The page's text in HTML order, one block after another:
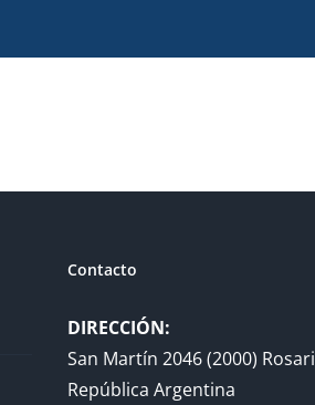
Contacto
DIRECCIÓN:
San Martín 2046 (2000)
República Argentina